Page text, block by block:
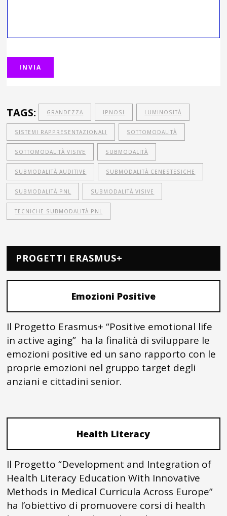
TAGS: GRANDEZZA IPNOSI LUMINOSITÀ
SISTEMI RAPPRESENTAZIONALI SOTTOMODALITÀ
SOTTOMODALITÀ VISIVE SUBMODALITÀ
SUBMODALITÀ AUDITIVE SUBMODALITÀ CENESTESICHE
SUBMODALITÀ PNL SUBMODALITÀ VISIVE
TECNICHE SUBMODALITÀ PNL
PROGETTI ERASMUS+
Emozioni Positive
Il Progetto Erasmus+ “Positive emotional life
in active aging” ha la finalità di sviluppare le
emozioni positive ed un sano rapporto con le
proprie emozioni nel gruppo target degli
anziani e cittadini senior.
Health Literacy
Il Progetto “Development and Integration of
Health Literacy Education With Innovative
Methods in Medical Curricula Across Europe”
ha l’obiettivo di promuovere corsi di health